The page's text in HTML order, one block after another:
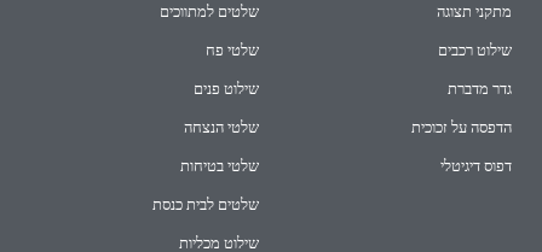
מתקני תצוגה
שילוט רכבים
גדר מדברת
הדפסה על זכוכית
דפוס דיגיטלי
שלטים למתווכים
שלטי פח
שילוט פנים
שלטי הנצחה
שלטי בטיחות
שלטים לבית כנסת
שילוט מכליות